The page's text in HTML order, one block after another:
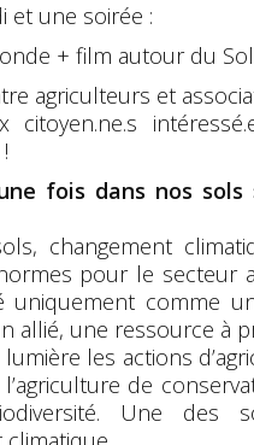
et une soirée :
+ film autour du Sol
agriculteurs et
citoyen.ne.s
fois dans nos sols
changement
pour le secteur
uniquement comme
allié, une ressource à
les actions
de
Une des